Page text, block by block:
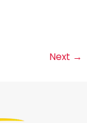
Next →